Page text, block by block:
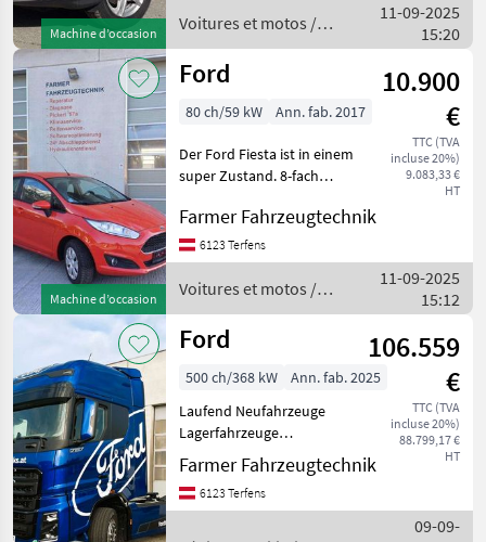
Machine d’occasion
Voitures et motos /
Ford
11-09-2025
15:20
Machine d’occasion
Ford
10.900
€
TTC (TVA
incluse 20%)
9.083,33 €
HT
80 ch/59 kW Ann. fab. 2017
Der Ford Fiesta ist in einem
super Zustand. 8-fach
ausweisbar! Carburant:
Essence sans plomb,
Couleur, Transmission
mécanique, Carburant
Farmer Fahrzeugtechnik
6123 Terfens
Voitures et motos /
Ford
11-09-2025
15:12
Ford
106.559
€
TTC (TVA
incluse 20%)
88.799,17 €
HT
500 ch/368 kW
Ann. fab. 2025
Laufend Neufahrzeuge
Lagerfahrzeuge
Vorführfahrzeuge verfügbar
unterschiedliche Farben
und Ausstattungen möglich
Farmer Fahrzeugtechnik
6123 Terfens
09-09-